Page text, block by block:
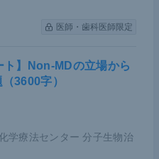
医師・歯科医師限定
ト】Non-MDの立場から
3600字）
学療法センター 分子生物治